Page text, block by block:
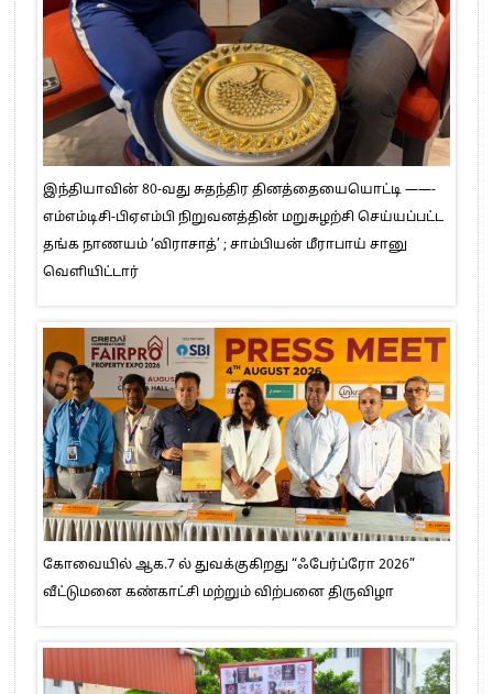
இந்தியாவின் 80-வது சுதந்திர தினத்தையையொட்டி ——-
எம்எம்டிசி-பிஏஎம்பி நிறுவனத்தின் மறுசுழற்சி செய்யப்பட்ட
தங்க நாணயம் ‘விராசாத்’ ; சாம்பியன் மீராபாய் சானு
வெளியிட்டார்
கோவையில் ஆக.7 ல் துவக்குகிறது “ஃபேர்ப்ரோ 2026”
வீட்டுமனை கண்காட்சி மற்றும் விற்பனை திருவிழா